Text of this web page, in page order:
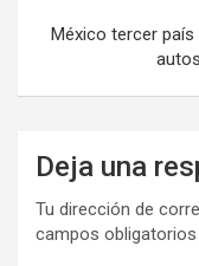
entradas
México tercer
Deja una
Tu dirección de
campos